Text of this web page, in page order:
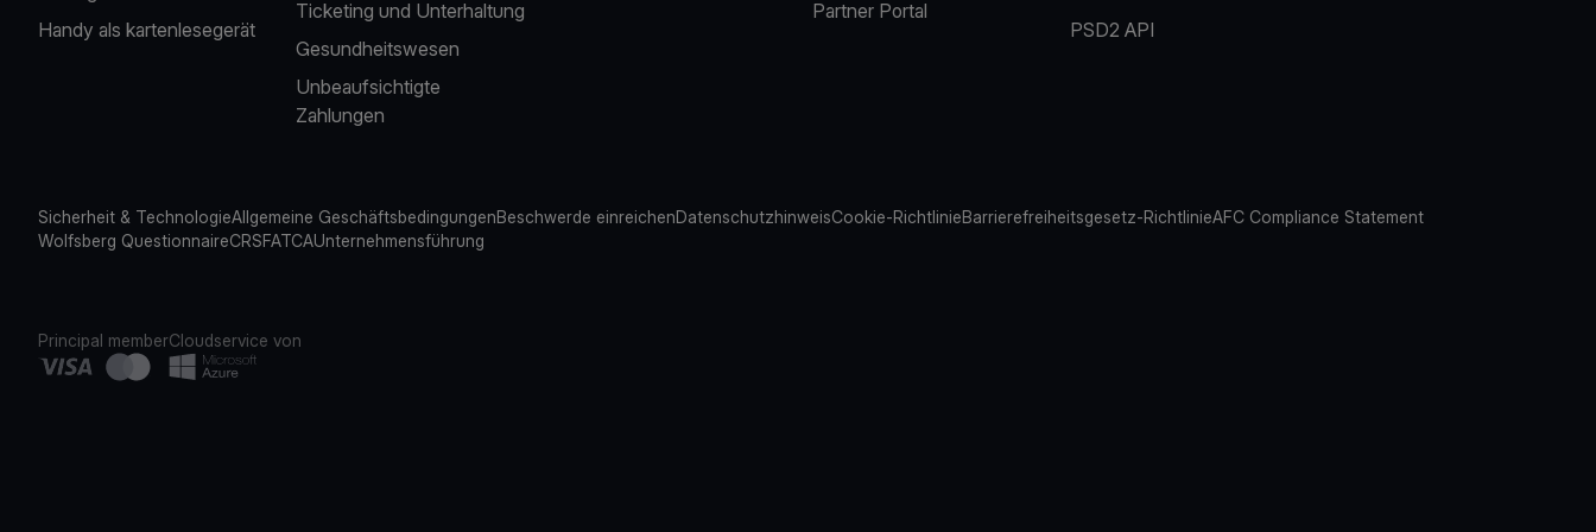
Handy als kartenlesegerät
Ticketing und Unterhaltung
Gesundheitswesen
Unbeaufsichtigte
Zahlungen
Partner Portal
PSD2 API
Sicherheit & TechnologieAllgemeine GeschäftsbedingungenBeschwerde einreichenDatenschutzhinweisCookie-RichtlinieBarrierefreiheitsgesetz-RichtlinieAFC Compliance Statement
Wolfsberg QuestionnaireCRSFATCAUnternehmensführung
Principal memberCloudservice von